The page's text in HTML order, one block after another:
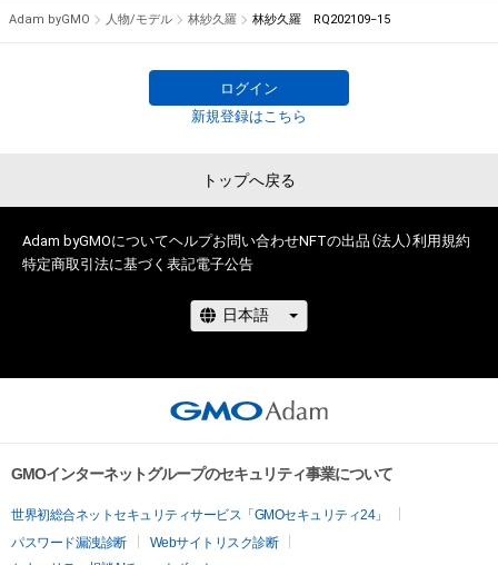
<IMAGE GIRL>
2018-2020 D'STATION フレッシュエンジェルス
2018-2019 raffinee Lady
Adam byGMO 人物/モデル 林紗久羅 林紗久羅 RQ202109−15
ログイン
新規登録はこちら
トップへ戻る
Adam byGMOについてヘルプお問い合わせNFTの出品（法人）利用規約
特定商取引法に基づく表記電子公告
GMOインターネットグループのセキュリティ事業について
世界初総合ネットセキュリティサービス「GMOセキュリティ24」
パスワード漏洩診断
Webサイトリスク診断